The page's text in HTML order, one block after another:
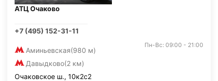
АТЦ Очаково
+7 (495) 152-31-11
Аминьевская(980 м)
Давыдково(2 км)
Пн-Вс: 09:00 - 21:00
Очаковское ш., 10к2с2